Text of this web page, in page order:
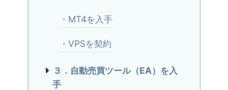
・MT4を入手
・VPSを契約
３．自動売買ツール（EA）を入
手